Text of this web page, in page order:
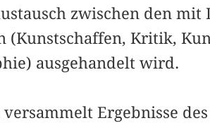
zwischen den mit
(Kunstschaffen, Kritik,
ausgehandelt wird.
Ergebnisse